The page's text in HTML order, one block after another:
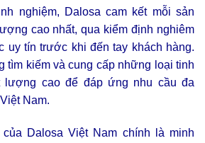
nghiệm, Dalosa cam kết mỗi sản
cao nhất, qua kiểm định nghiêm
uy tín trước khi đến tay khách hàng.
tìm kiếm và cung cấp những loại tinh
lượng cao để đáp ứng nhu cầu đa
Nam.
Dalosa Việt Nam chính là minh